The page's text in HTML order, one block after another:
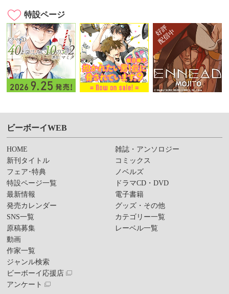
特設ページ
ビーボーイWEB
HOME
新刊タイトル
フェア･特典
特設ページ一覧
最新情報
発売カレンダー
SNS一覧
原稿募集
動画
作家一覧
ジャンル検索
ビーボーイ応援店
アンケート
雑誌・アンソロジー
コミックス
ノベルズ
ドラマCD・DVD
電子書籍
グッズ・その他
カテゴリー一覧
レーベル一覧